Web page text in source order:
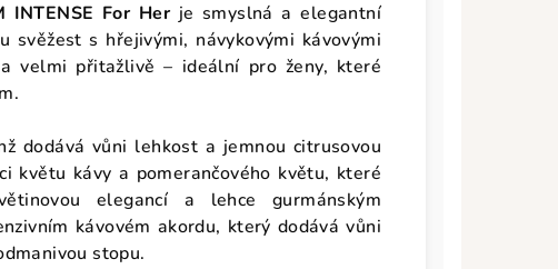
INTENSE For Herje smyslná a elegantní
svěžest s hřejivými, návykovými kávovými
velmi přitažlivě – ideální pro ženy, které
dodává vůni lehkost a jemnou citrusovou
květu kávy a pomerančového květu, které
elegancí a lehce gurmánským
kávovém akordu, který dodává vůni
stopu.